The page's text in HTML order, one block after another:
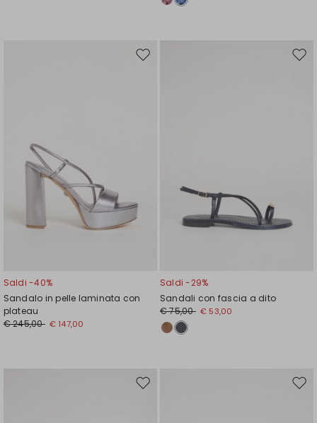
Sposta
Saldi -40%
Sandalo in pelle laminata con
plateau
€ 245,00 € 147,00
Saldi -29%
Sandali con fascia a dito
€ 75,00 € 53,00
Sposta